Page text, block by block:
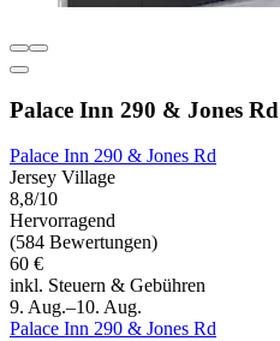
Palace Inn 290 & Jones Rd
Palace Inn 290 & Jones Rd
Jersey Village
8,8/10
Hervorragend
(584 Bewertungen)
60 €
inkl. Steuern & Gebühren
9. Aug.–10. Aug.
Palace Inn 290 & Jones Rd